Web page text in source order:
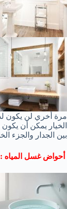
مرة أخري لن يكون
الخيار يمكن أن
بين الجدار والجزء
أحواض غسل المياه :